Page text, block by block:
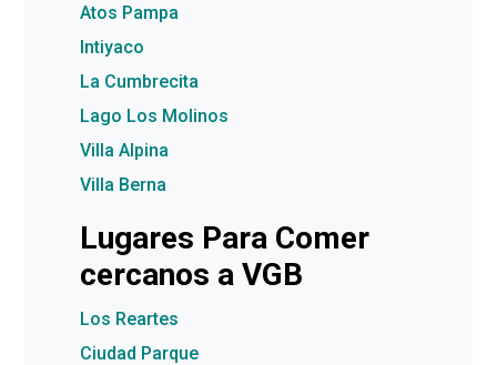
Atos Pampa
Intiyaco
La Cumbrecita
Lago Los Molinos
Villa Alpina
Villa Berna
Lugares Para Comer
cercanos a VGB
Los Reartes
Ciudad Parque